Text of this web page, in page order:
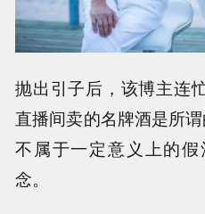
抛出引子后，该博主连
直播间卖的名牌酒是所
不属于一定意义上的
念。